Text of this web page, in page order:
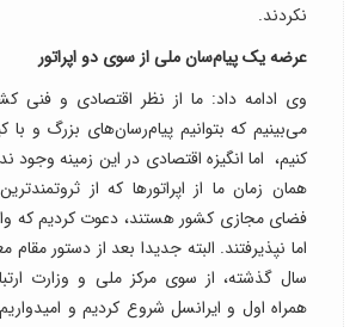
نکردند.
عرضه یک پیام‌سان ملی از سوی دو اپراتور
وی ادامه داد: ما از نظر اقتصادی و فنی
می‌بینیم که بتوانیم پیام‌رسان‌های بزرگ و
کنیم، ‌ اما انگیزه اقتصادی در این زمینه وجود
همان زمان ما از اپراتورها که از
فضای مجازی کشور هستند، دعوت کردیم که
اما نپذیرفتند. البته جدیدا بعد از دستور
سال گذشته، از سوی مرکز ملی و وزارت
همراه اول و ایرانسل شروع کردیم و امیدواریم